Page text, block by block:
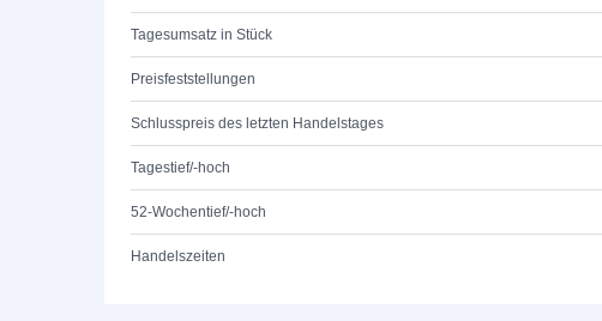
Tagesumsatz in Stück
Preisfeststellungen
Schlusspreis des letzten Handelstages
Tagestief/-hoch
52-Wochentief/-hoch
Handelszeiten